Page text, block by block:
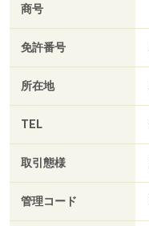
商号
免許番号
所在地
TEL
取引態様
管理コード